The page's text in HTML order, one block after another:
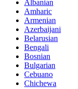
Albanian
Amharic
Armenian
Azerbaijani
Belarusian
Bengali
Bosnian
Bulgarian
Cebuano
Chichewa